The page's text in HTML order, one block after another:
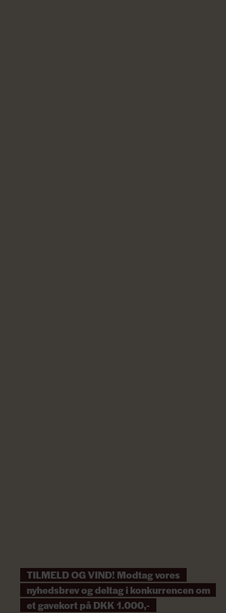
TILMELD OG VIND! Modtag vores
nyhedsbrev og deltag i konkurrencen om
et gavekort på DKK 1.000,-